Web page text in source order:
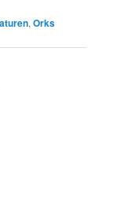
,Orks